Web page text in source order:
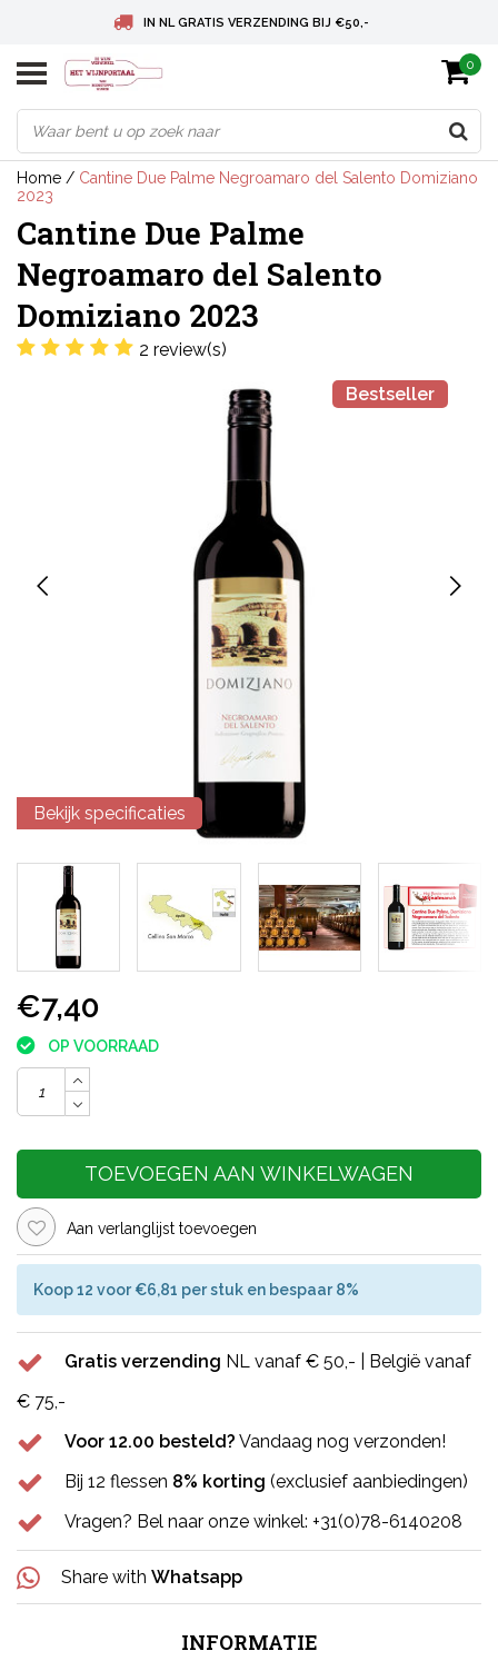
IN NL GRATIS VERZENDING BIJ €50,-
BELGIE GRATIS VERZENDING BIJ € 75
DEUTSCHLAND VERSANDKOSTENFREI AB € 75
0
Home / Cantine Due Palme Negroamaro del Salento Domiziano
2023
Cantine Due Palme
Negroamaro del Salento
Domiziano 2023
2 review(s)
Bestseller
Bekijk specificaties
€7,40
OP VOORRAAD
TOEVOEGEN AAN WINKELWAGEN
Aan verlanglijst toevoegen
Koop 12 voor €6,81 per stuk en bespaar 8%
Gratis verzending NL vanaf € 50,- | België vanaf
€ 75,-
Voor 12.00 besteld? Vandaag nog verzonden!
Bij 12 flessen 8% korting (exclusief aanbiedingen)
Vragen? Bel naar onze winkel: +31(0)78-6140208
Share with Whatsapp
INFORMATIE